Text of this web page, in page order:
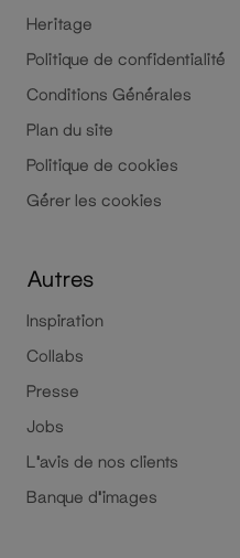
Heritage
Politique de confidentialité
Conditions Générales
Plan du site
Politique de cookies
Gérer les cookies
Autres
Inspiration
Collabs
Presse
Jobs
L'avis de nos clients
Banque d'images